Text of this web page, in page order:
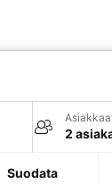
2
Suodata